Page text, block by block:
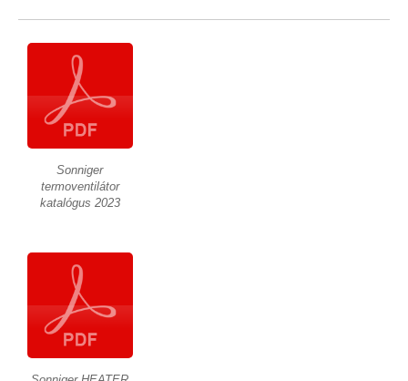
Sonniger
termoventilátor
katalógus 2023